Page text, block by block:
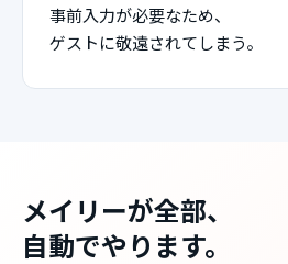
事前入力が必要なため、
ゲストに敬遠されてしまう。
メイリーが全部、
自動でやります。